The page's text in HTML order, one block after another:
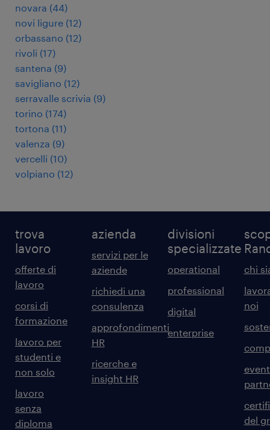
novara (44)
novi ligure (12)
orbassano (12)
rivoli (17)
santena (9)
savigliano (12)
serravalle scrivia (9)
torino (174)
tortona (11)
valenza (9)
vercelli (10)
volpiano (12)
trova
lavoro
offerte di
lavoro
corsi di
formazione
lavoro per
studenti e
non solo
lavoro
senza
diploma
azienda
servizi per le
aziende
richiedi una
consulenza
approfondimenti
HR
ricerche e
insight HR
divisioni
specializzate
operational
professional
digital
enterprise
chi
noi
del